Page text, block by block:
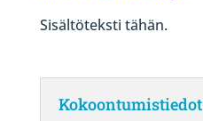
Sisältöteksti tähän.
Kokoontumistiedot